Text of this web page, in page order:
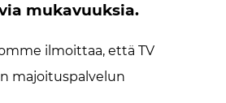
mukavuuksia.
ilmoittaa, että TV
majoituspalvelun